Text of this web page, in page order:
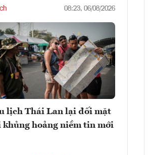
08:23, 06/08/2026
lịch Thái Lan lại đối mặt
khủng hoảng niềm tin mới